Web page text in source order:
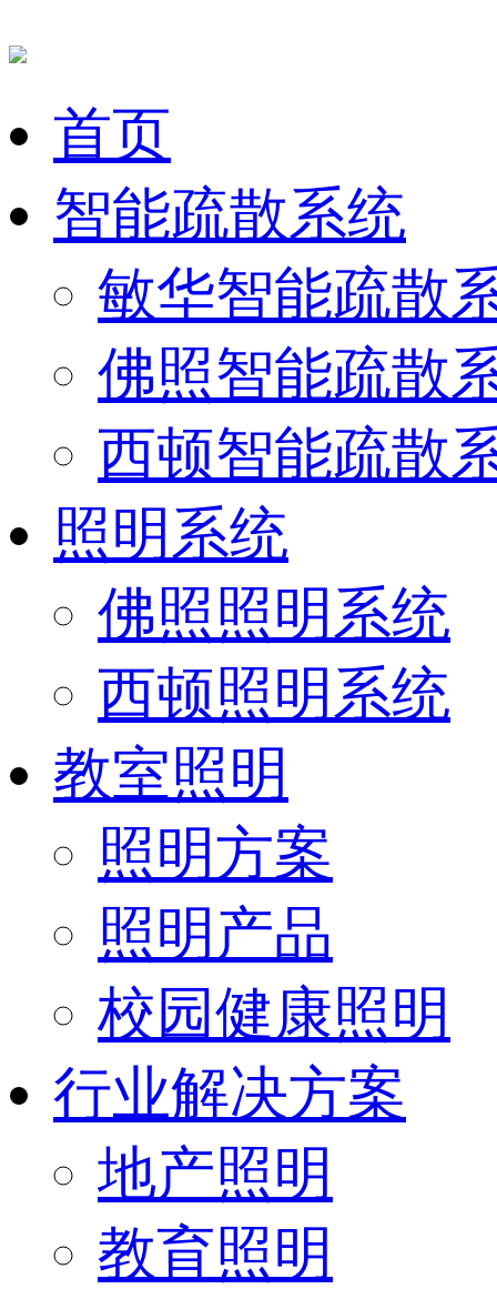
首页
智能疏散系统
敏华智能疏散
佛照智能疏散
西顿智能疏散
照明系统
佛照照明系统
西顿照明系统
教室照明
照明方案
照明产品
校园健康照明
行业解决方案
地产照明
教育照明